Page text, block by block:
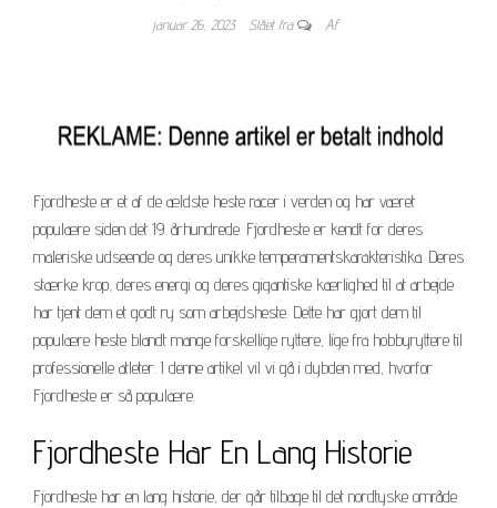
januar 26, 2023 Slået fra Af
Fjordheste er et af de ældste heste racer i verden og har været
populære siden det 19. århundrede. Fjordheste er kendt for deres
maleriske udseende og deres unikke temperamentskarakteristika. Deres
stærke krop, deres energi og deres gigantiske kærlighed til at arbejde
har tjent dem et godt ry som arbejdsheste. Dette har gjort dem til
populære heste blandt mange forskellige ryttere, lige fra hobbyryttere til
professionelle atleter. I denne artikel vil vi gå i dybden med, hvorfor
Fjordheste er så populære.
Fjordheste Har En Lang Historie
Fjordheste har en lang historie, der går tilbage til det nordtyske område